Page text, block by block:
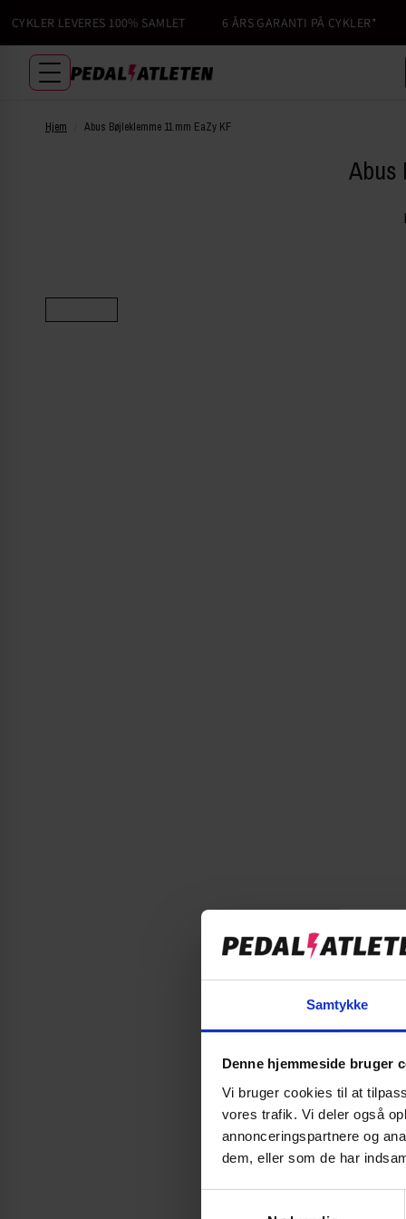
Samtykke
Denne hjemmeside bruger
Vi bruger cookies til at
vores trafik. Vi deler også
annonceringspartnere og
dem, eller som de har
LEVERES 100% SAMLET 6 ÅRS GARANTI PÅ CYKLER*
Hjem Abus Bøjleklemme 11 mm EaZy KF
Abus